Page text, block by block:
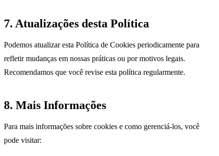
7. Atualizações desta Política
Podemos atualizar esta Política de Cookies periodicamente para
refletir mudanças em nossas práticas ou por motivos legais.
Recomendamos que você revise esta política regularmente.
8. Mais Informações
Para mais informações sobre cookies e como gerenciá-los, você
pode visitar: